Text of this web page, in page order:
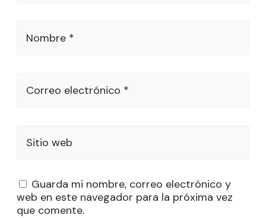
Nombre *
Correo electrónico *
Sitio web
Guarda mi nombre, correo electrónico y
web en este navegador para la próxima vez
que comente.